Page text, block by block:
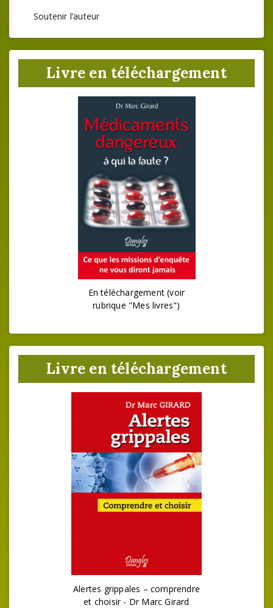
Soutenir l’auteur
Livre en téléchargement
En téléchargement (voir
rubrique "Mes livres")
Livre en téléchargement
Alertes grippales – comprendre
et choisir - Dr Marc Girard